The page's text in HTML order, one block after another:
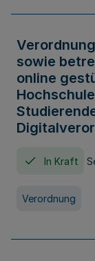
sowie
online
In Kraft
Verordnung